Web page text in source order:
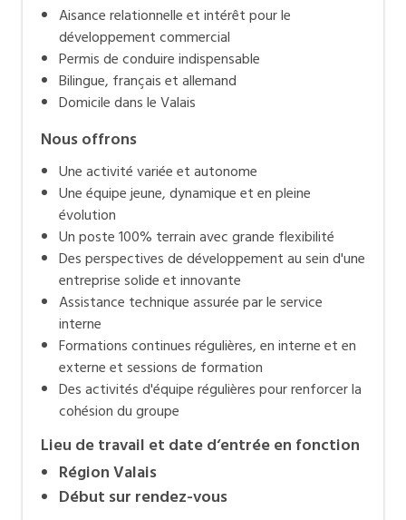
Aisance relationnelle et intérêt pour le
développement commercial
Permis de conduire indispensable
Bilingue, français et allemand
Domicile dans le Valais
Nous offrons
Une activité variée et autonome
Une équipe jeune, dynamique et en pleine
évolution
Un poste 100% terrain avec grande flexibilité
Des perspectives de développement au sein d'une
entreprise solide et innovante
Assistance technique assurée par le service
interne
Formations continues régulières, en interne et en
externe et sessions de formation
Des activités d'équipe régulières pour renforcer la
cohésion du groupe
Lieu de travail et date d‘entrée en fonction
Région Valais
Début sur rendez-vous